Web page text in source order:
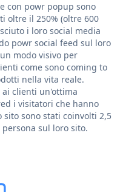
con powr popup sono
oltre il 250% (oltre 600
i loro social media
powr social feed sul loro
modo visivo per
come sono coming to
nella vita reale.
clienti un'ottima
i visitatori che hanno
sono stati coinvolti 2,5
sul loro sito.